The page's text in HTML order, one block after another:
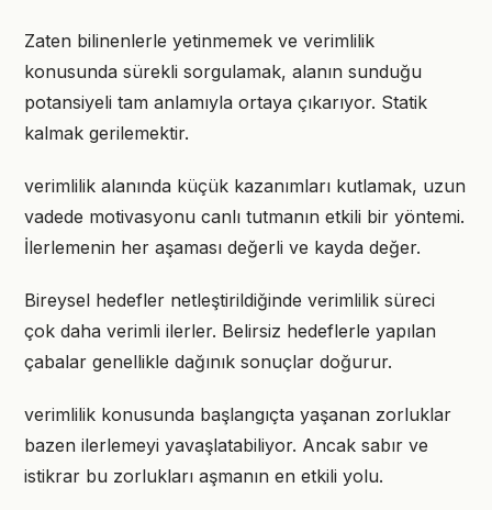
Zaten bilinenlerle yetinmemek ve verimlilik
konusunda sürekli sorgulamak, alanın sunduğu
potansiyeli tam anlamıyla ortaya çıkarıyor. Statik
kalmak gerilemektir.
verimlilik alanında küçük kazanımları kutlamak, uzun
vadede motivasyonu canlı tutmanın etkili bir yöntemi.
İlerlemenin her aşaması değerli ve kayda değer.
Bireysel hedefler netleştirildiğinde verimlilik süreci
çok daha verimli ilerler. Belirsiz hedeflerle yapılan
çabalar genellikle dağınık sonuçlar doğurur.
verimlilik konusunda başlangıçta yaşanan zorluklar
bazen ilerlemeyi yavaşlatabiliyor. Ancak sabır ve
istikrar bu zorlukları aşmanın en etkili yolu.